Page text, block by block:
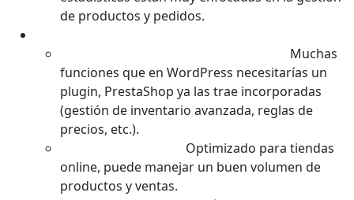
de productos y pedidos.
Muchas
funciones que en WordPress necesitarías un
plugin, PrestaShop ya las trae incorporadas
(gestión de inventario avanzada, reglas de
precios, etc.).
Optimizado para tiendas
online, puede manejar un buen volumen de
productos y ventas.